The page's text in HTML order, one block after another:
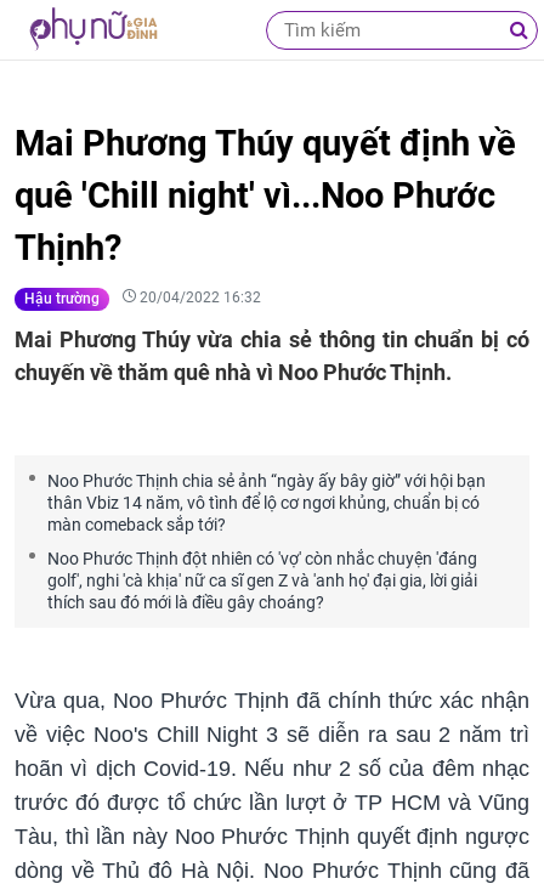
Mai Phương Thúy quyết định về
quê 'Chill night' vì...Noo Phước
Thịnh?
Hậu trường 20/04/2022 16:32
Mai Phương Thúy vừa chia sẻ thông tin chuẩn bị có
chuyến về thăm quê nhà vì Noo Phước Thịnh.
Noo Phước Thịnh chia sẻ ảnh “ngày ấy bây giờ” với hội bạn
thân Vbiz 14 năm, vô tình để lộ cơ ngơi khủng, chuẩn bị có
màn comeback sắp tới?
Noo Phước Thịnh đột nhiên có 'vợ' còn nhắc chuyện 'đáng
golf', nghi 'cà khịa' nữ ca sĩ gen Z và 'anh họ' đại gia, lời giải
thích sau đó mới là điều gây choáng?
Vừa qua, Noo Phước Thịnh đã chính thức xác nhận
về việc Noo's Chill Night 3 sẽ diễn ra sau 2 năm trì
hoãn vì dịch Covid-19. Nếu như 2 số của đêm nhạc
trước đó được tổ chức lần lượt ở TP HCM và Vũng
Tàu, thì lần này Noo Phước Thịnh quyết định ngược
dòng về Thủ đô Hà Nội. Noo Phước Thịnh cũng đã